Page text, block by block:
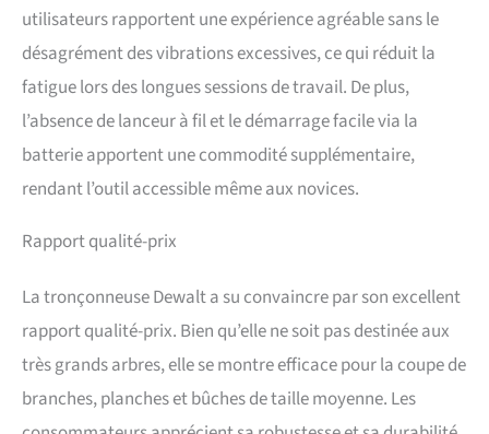
utilisateurs rapportent une expérience agréable sans le
désagrément des vibrations excessives, ce qui réduit la
fatigue lors des longues sessions de travail. De plus,
l’absence de lanceur à fil et le démarrage facile via la
batterie apportent une commodité supplémentaire,
rendant l’outil accessible même aux novices.
Rapport qualité-prix
La tronçonneuse Dewalt a su convaincre par son excellent
rapport qualité-prix. Bien qu’elle ne soit pas destinée aux
très grands arbres, elle se montre efficace pour la coupe de
branches, planches et bûches de taille moyenne. Les